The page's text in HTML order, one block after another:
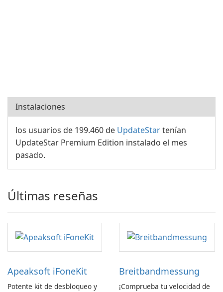
Instalaciones
los usuarios de 199.460 de UpdateStartenían
UpdateStar Premium Edition instalado el mes
pasado.
Últimas reseñas
Apeaksoft iFoneKit
Potente kit de desbloqueo y
Breitbandmessung
¡Comprueba tu velocidad de